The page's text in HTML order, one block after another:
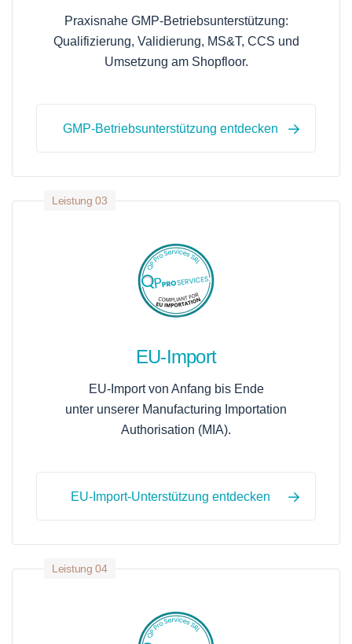
Praxisnahe GMP-Betriebsunterstützung:
Qualifizierung, Validierung, MS&T, CCS und
Umsetzung am Shopfloor.
GMP-Betriebsunterstützung entdecken
Leistung 03
EU-Import
EU-Import von Anfang bis Ende
unter unserer Manufacturing Importation
Authorisation (MIA).
EU-Import-Unterstützung entdecken
Leistung 04